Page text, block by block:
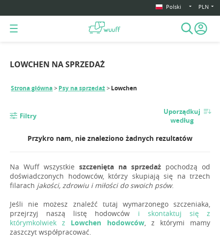
Polski PLN
LOWCHEN NA SPRZEDAŻ
Strona główna Psy na sprzedaż Lowchen
Filtry
Uporządkuj
według
Przykro nam, nie znaleziono żadnych rezultatów
Na Wuff wszystkie szczenięta na sprzedaż pochodzą od
doświadczonych hodowców, którzy skupiają się na trzech
filarach jakości, zdrowiu i miłości do swoich psów.
Jeśli nie możesz znaleźć tutaj wymarzonego szczeniaka,
przejrzyj naszą listę hodowców i skontaktuj się z
którymkolwiek z Lowchen hodowców, z którymi mamy
zaszczyt współpracować.